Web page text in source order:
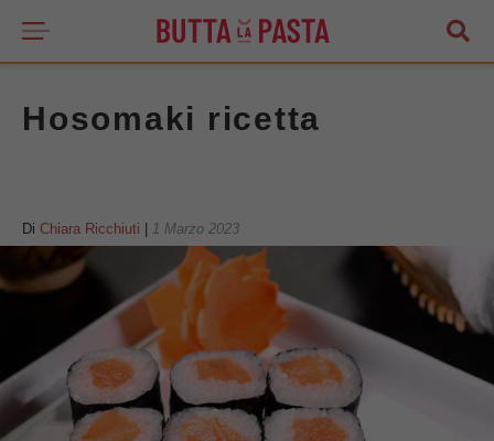
Hosomaki ricetta
Di Chiara Ricchiuti 1 Marzo 2023